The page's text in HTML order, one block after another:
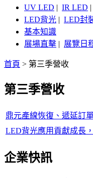
UV LED | IR LED |
LED背光 | LED封
基本知識
展場直擊 | 展覽日
首頁 > 第三季營收
第三季營收
鼎元產線恢復、遞延訂
LED背光應用貢獻成長
企業快訊